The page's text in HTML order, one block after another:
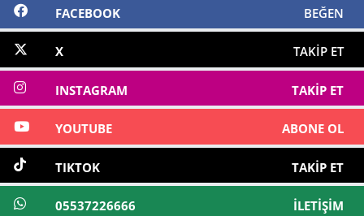
FACEBOOK BEĞEN
X TAKIP ET
INSTAGRAM TAKIP ET
YOUTUBE ABONE OL
TIKTOK TAKIP ET
05537226666 İLETIŞIM